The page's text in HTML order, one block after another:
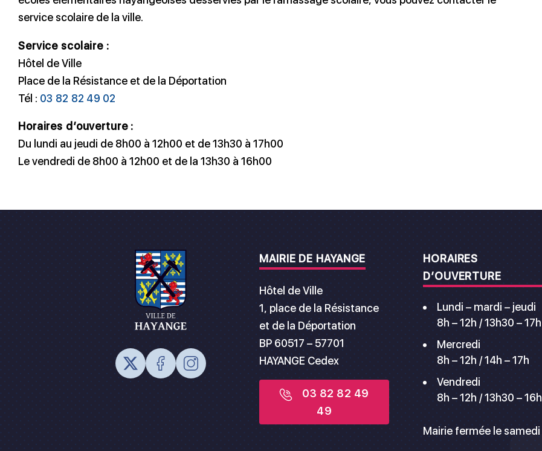
service scolaire de la ville.
Service scolaire :
Hôtel de Ville
Place de la Résistance et de la Déportation
Tél : 03 82 82 49 02
Horaires d’ouverture :
Du lundi au jeudi de 8h00 à 12h00 et de 13h30 à 17h00
Le vendredi de 8h00 à 12h00 et de la 13h30 à 16h00
MAIRIE DE HAYANGE
Hôtel de Ville
1, place de la Résistance
et de la Déportation
BP 60517 – 57701
HAYANGE Cedex
03 82 82 49
49
HORAIRES
D’OUVERTURE
Lundi – mardi – jeudi
8h – 12h / 13h30 – 17h
Mercredi
8h – 12h / 14h – 17h
Vendredi
8h – 12h / 13h30 – 16h
Mairie fermée le samedi